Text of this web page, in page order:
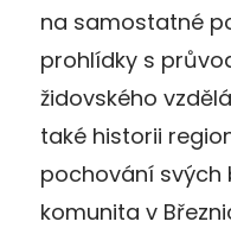
na samostatné
prohlídky s
židovského
také historii
pochování svých
komunita v